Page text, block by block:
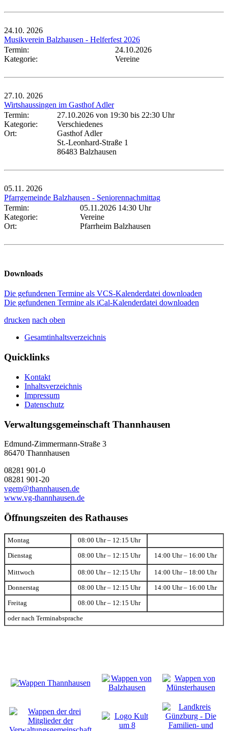
24.10. 2026
Musikverein Balzhausen - Helferfest 2026
Termin:
24.10.2026
Kategorie:
Vereine
27.10. 2026
Wirtshaussingen im Gasthof Adler
Termin:
27.10.2026 von 19:30 bis 22:30 Uhr
Kategorie:
Verschiedenes
Ort:
Gasthof Adler
St.-Leonhard-Straße 1
86483 Balzhausen
05.11. 2026
Pfarrgemeinde Balzhausen - Seniorennachmittag
Termin:
05.11.2026 14:30 Uhr
Kategorie:
Vereine
Ort:
Pfarrheim Balzhausen
Downloads
Die gefundenen Termine als VCS-Kalenderdatei downloaden
Die gefundenen Termine als iCal-Kalenderdatei downloaden
drucken nach oben
Gesamtinhaltsverzeichnis
Quicklinks
Kontakt
Inhaltsverzeichnis
Impressum
Datenschutz
Verwaltungsgemeinschaft Thannhausen
Edmund-Zimmermann-Straße 3
86470 Thannhausen
08281 901-0
08281 901-20
vgem@thannhausen.de
www.vg-thannhausen.de
Öffnungszeiten des Rathauses
Montag 08:00 Uhr – 12:15 Uhr
Dienstag 08:00 Uhr – 12:15 Uhr 14:00 Uhr – 16:00 Uhr
Mittwoch 08:00 Uhr – 12:15 Uhr 14:00 Uhr – 18:00 Uhr
Donnerstag 08:00 Uhr – 12:15 Uhr 14:00 Uhr – 16:00 Uhr
Freitag 08:00 Uhr – 12:15 Uhr
oder nach Terminabsprache